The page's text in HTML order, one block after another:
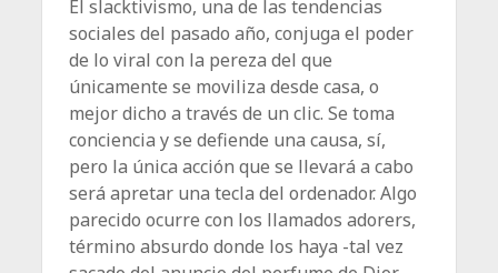
El slacktivismo, una de las tendencias
sociales del pasado año, conjuga el poder
de lo viral con la pereza del que
únicamente se moviliza desde casa, o
mejor dicho a través de un clic. Se toma
conciencia y se defiende una causa, sí,
pero la única acción que se llevará a cabo
será apretar una tecla del ordenador. Algo
parecido ocurre con los llamados adorers,
término absurdo donde los haya -tal vez